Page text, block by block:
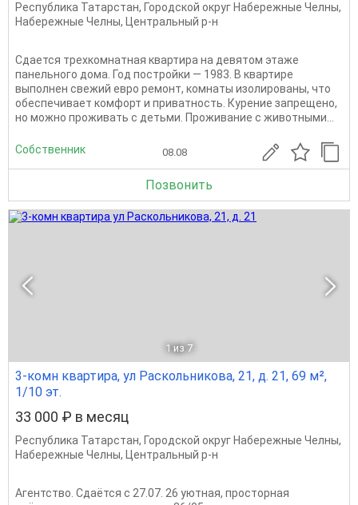
Республика Татарстан, Городской округ Набережные Челны,
Набережные Челны, Центральный р-н
Сдается трехкомнатная квартира на девятом этаже
панельного дома. Год постройки — 1983. В квартире
выполнен свежий евро ремонт, комнаты изолированы, что
обеспечивает комфорт и приватность. Курение запрещено,
но можно проживать с детьми. Проживание с животными...
Собственник 08.08
Позвонить
1 из 7
3-комн квартира, ул Раскольникова, 21, д. 21, 69 м²,
1/10 эт.
33 000 ₽ в месяц
Республика Татарстан, Городской округ Набережные Челны,
Набережные Челны, Центральный р-н
Агентство. Сдаётся с 27.07. 26 уютная, просторная